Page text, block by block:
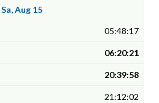
Sa, Aug 15
05:48:17
06:20:21
20:39:58
21:12:02